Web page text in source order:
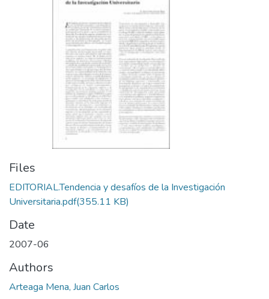
Files
EDITORIAL.Tendencia y desafíos de la Investigación
Universitaria.pdf(355.11 KB)
Date
2007-06
Authors
Arteaga Mena, Juan Carlos